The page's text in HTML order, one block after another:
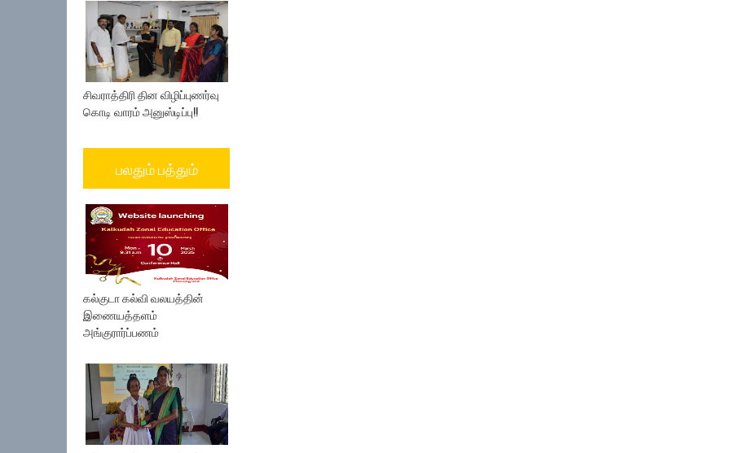
சிவராத்திரி தின விழிப்புணர்வு
கொடி வாரம் அனுஸ்டிப்பு!!
பலதும் பத்தும்
கல்குடா கல்வி வலயத்தின்
இணையத்தளம்
அங்குரார்ப்பணம்